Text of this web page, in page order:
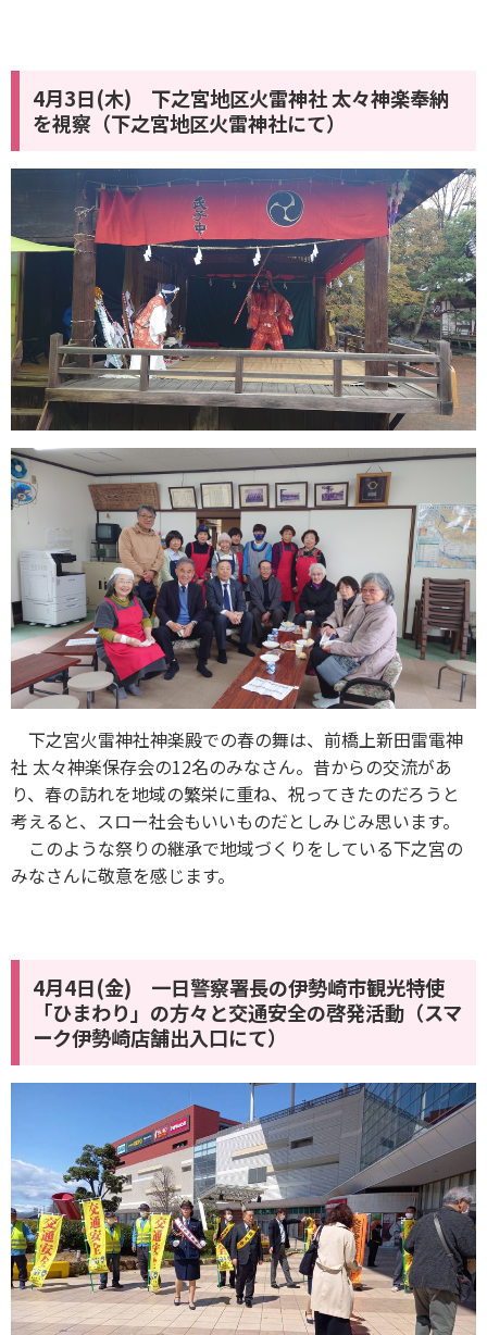
4月3日(木) 下之宮地区火雷神社 太々神楽奉納
を視察（下之宮地区火雷神社にて）
下之宮火雷神社神楽殿での春の舞は、前橋上新田雷電神
社 太々神楽保存会の12名のみなさん。昔からの交流があ
り、春の訪れを地域の繁栄に重ね、祝ってきたのだろうと
考えると、スロー社会もいいものだとしみじみ思います。
このような祭りの継承で地域づくりをしている下之宮の
みなさんに敬意を感じます。
4月4日(金) 一日警察署長の伊勢崎市観光特使
「ひまわり」の方々と交通安全の啓発活動（スマ
ーク伊勢崎店舗出入口にて）